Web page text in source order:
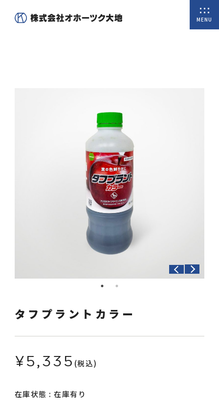
MENU
オンラインショップ
カート
タフプラントカラー
¥5,335 (税込)
在庫状態 : 在庫有り